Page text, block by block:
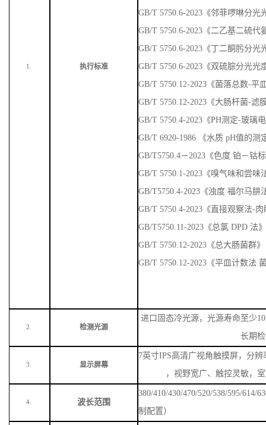
GB/T 5750.6-2023《丁二酮肟分光
GB/T 5750.6-2023《双硫腙分光光
GB/T 5750.12-2023《菌落总数-平
GB/T 5750.12-2023《大肠杆菌-滤
GB/T 5750.4-2023《PH测定-玻璃
GB/T 6920-1986 《水质 pH值的测
GB/T5750.4－2023《色度 铂－钴
GB/T 5750.1-2023《嗅气味和尝味
GB/T5750.4-2023《浊度 福尔马肼
GB/T 5750.4-2023《直接观察法-
GB/T5750.11-2023《总氯 DPD 法
GB/T 5750.12-2023《总大肠菌群》
GB/T 5750.12-2023《平皿计数法
3. 显示屏幕
7英寸IPS高清广视角触摸屏，分
，视野宽广、触控灵敏，
4. 波长范围
380/410/430/470/520/538/595/614/
制配置）
≤±10nm
＜2nm